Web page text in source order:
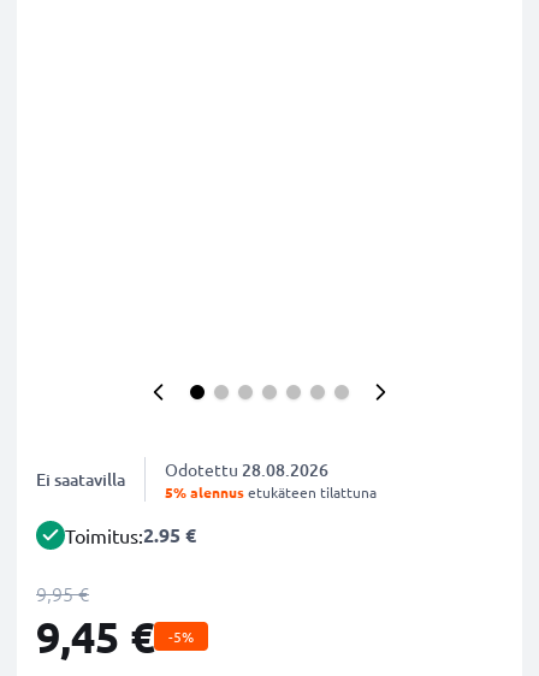
Ei saatavilla Odotettu 28.08.2026
5% alennusetukäteen tilattuna
Toimitus:2.95 €
9,95 €
9,45 € -5%